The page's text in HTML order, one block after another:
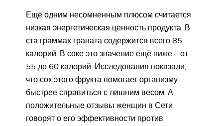
Ещё одним несомненным плюсом считается
низкая энергетическая ценность продукта. В
ста граммах граната содержится всего 85
калорий. В соке это значение ещё ниже – от
55 до 60 калорий. Исследования показали,
что сок этого фрукта помогает организму
быстрее справиться с лишним весом. А
положительные отзывы женщин в Сети
говорят о его эффективности против